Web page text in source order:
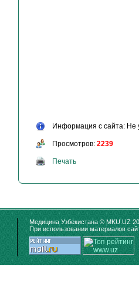
Информация с сайта: Не
Просмотров: 2239
Печать
Медицина Узбекистана © MKU.UZ
При использовании материалов